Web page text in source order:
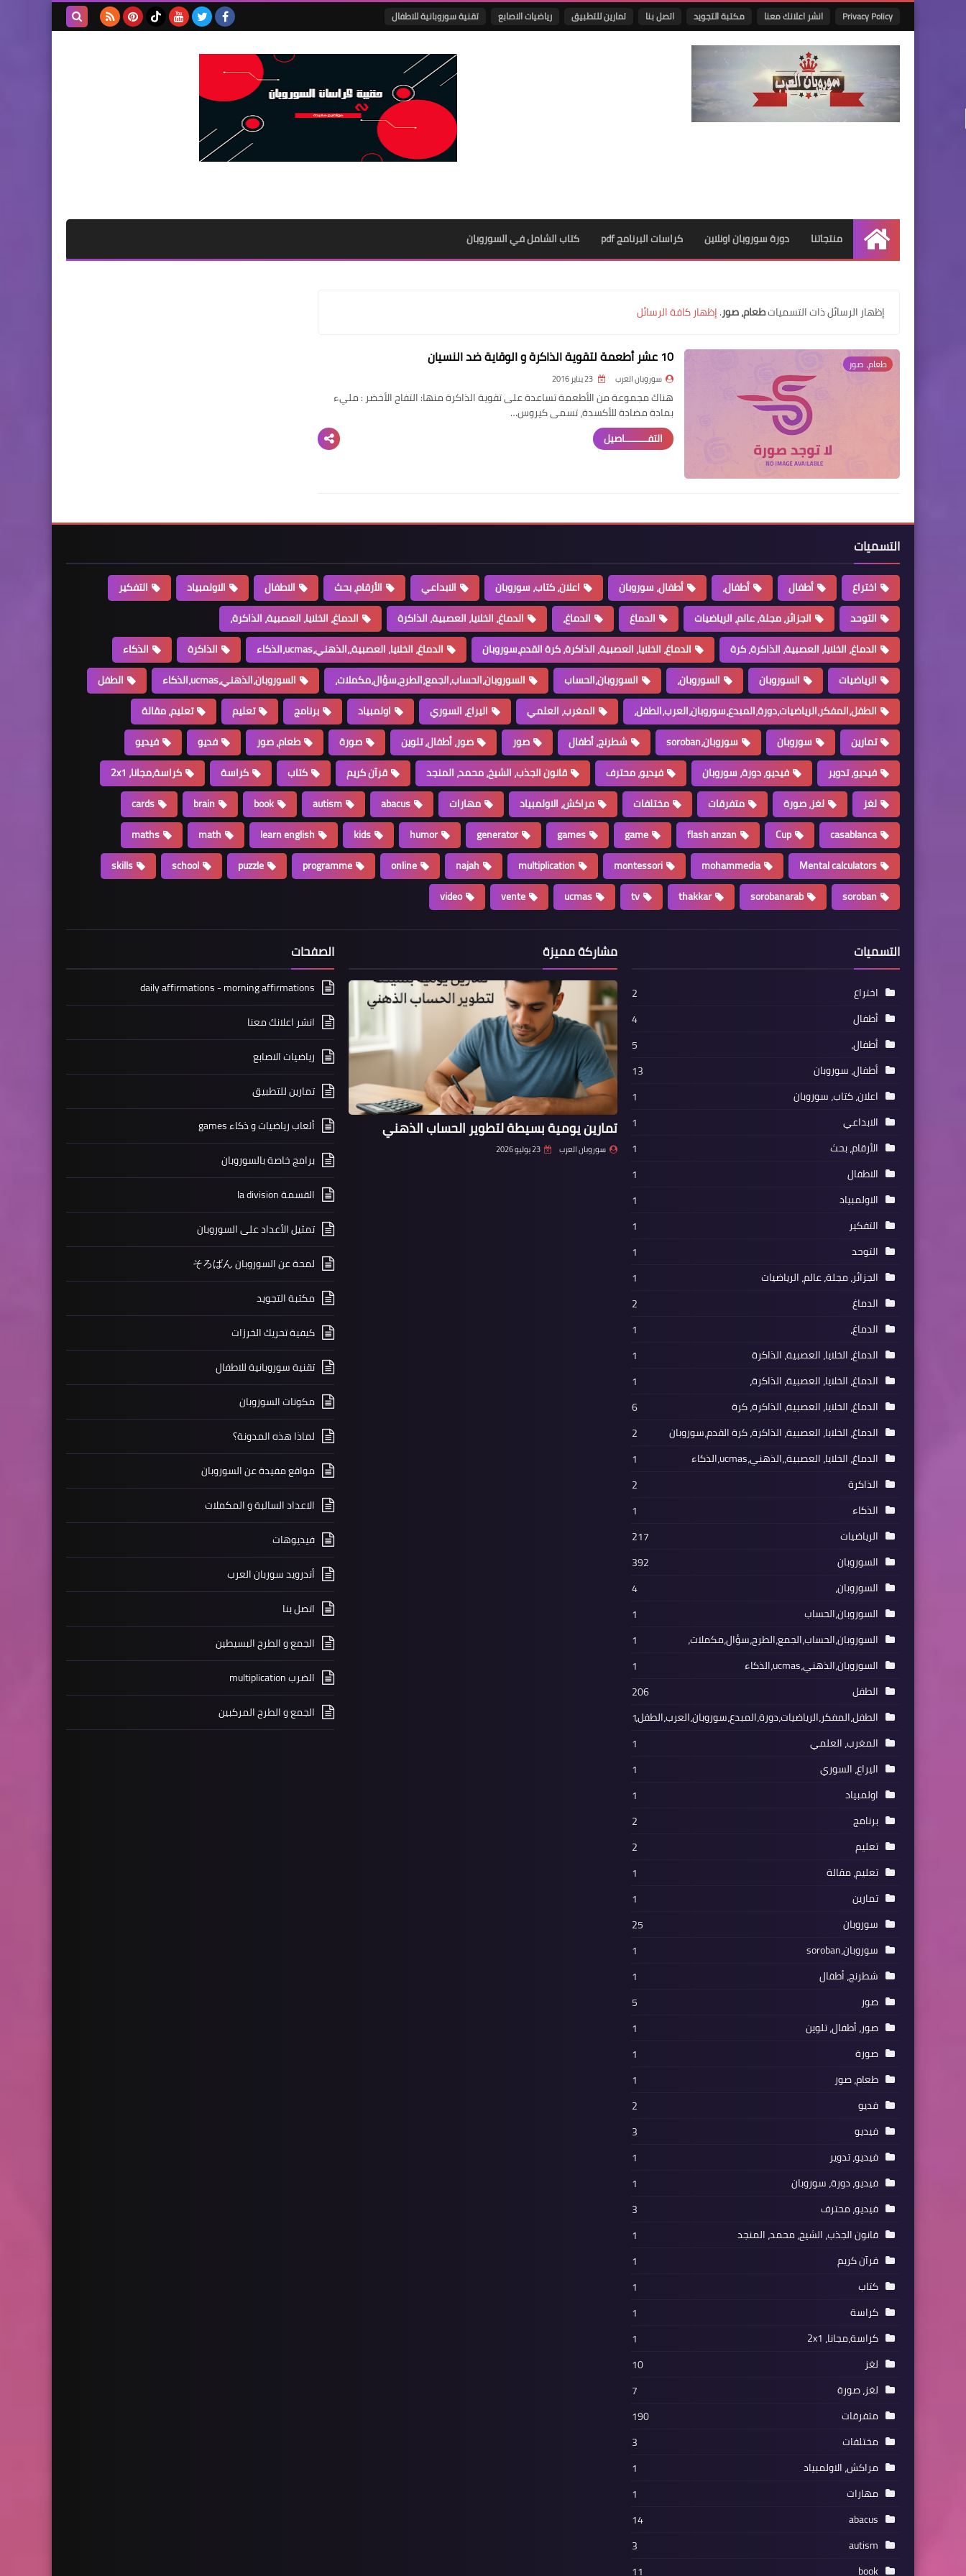
Privacy Policy انشر اعلانك معنا مكتبة التجويد اتصل بنا تمارين للتطبيق رياضيات الاصابع تقنية سوروبانية للاطفال
الرئيسية
منتجاتنا دورة سوروبان اونلاين كراسات البرنامج pdf كتاب الشامل في السوروبان
‏إظهار الرسائل ذات التسمياتطعام، صور.إظهار كافة الرسائل
طعام، صور 10 عشر أطعمة لتقوية الذاكرة و الوقاية ضد النسيان
سوروبان العرب
هناك مجموعة من الأطعمة تساعدة على تقوية الذاكرة منها: التفاح الأخضر : مليء
بمادة مضادة للأكسدة، تسمى كيروس…
التفــــــــاصيل
التسميات
اختراع أطفال أطفال، أطفال، سوروبان اعلان، كتاب، سوروبان الابداعي الأرقام، بحث الاطفال الاولمبياد
التفكير
التوحد
الجزائر، مجلة، عالم، الرياضيات الدماغ الدماغ، الدماغ، الخلايا، العصبية، الذاكرة
الدماغ، الخلايا، العصبية، الذاكرة،
الدماغ، الخلايا، العصبية، الذاكرة، كرة
الدماغ، الخلايا، العصبية، الذاكرة، كرة القدم،سوروبان الدماغ، الخلايا، العصبية،،الذهني،ucmas،الذكاء الذاكرة
الذكاء
الرياضيات
السوروبان السوروبان، السوروبان،الحساب السوروبان،الحساب،الجمع،الطرح،سؤال،مكملات، السوروبان،الذهني،ucmas،الذكاء
الطفل
الطفل،المفكر،الرياضيات،دورة،المبدع،سوروبان،العرب،الطفل،
المغرب، العلمي اليراع، السوري اولمبياد برنامج تعليم
تعليم، مقالة
تمارين
سوروبان سوروبان،soroban شطرنج، أطفال صور صور، أطفال، تلوين صورة طعام، صور فديو
فيديو
فيديو، تدوير
فيديو، دورة، سوروبان فيديو، محترف قانون الجذب، الشيخ، محمد، المنجد قرآن كريم كتاب كراسة
كراسة،مجانا، 2x1
لغز
لغز، صورة متفرقات مختلفات مراكش، الاولمبياد مهارات abacus
autism
book
brain
cards
casablanca
Cup
flash anzan
game
games
generator
humor
kids
learn english
math
maths
Mental calculators
mohammedia
montessori
multiplication
najah
online
programme
puzzle
school
skills
soroban
sorobanarab
thakkar
tv
ucmas
vente
video
التسميات
اختراع
2
أطفال
4
أطفال،
5
أطفال، سوروبان
13
اعلان، كتاب، سوروبان
1
الابداعي
1
الأرقام، بحث
1
الاطفال
1
الاولمبياد
1
التفكير
1
التوحد
1
الجزائر، مجلة، عالم، الرياضيات
1
الدماغ
2
الدماغ،
1
الدماغ، الخلايا، العصبية، الذاكرة
1
الدماغ، الخلايا، العصبية، الذاكرة،
1
الدماغ، الخلايا، العصبية، الذاكرة، كرة
6
الدماغ، الخلايا، العصبية، الذاكرة، كرة القدم،سوروبان
2
الدماغ، الخلايا، العصبية،،الذهني،ucmas،الذكاء
1
الذاكرة
2
الذكاء
1
الرياضيات
217
السوروبان
392
السوروبان،
4
السوروبان،الحساب
1
السوروبان،الحساب،الجمع،الطرح،سؤال،مكملات،
1
السوروبان،الذهني،ucmas،الذكاء
1
الطفل
206
الطفل،المفكر،الرياضيات،دورة،المبدع،سوروبان،العرب،الطفل،1
المغرب، العلمي
1
اليراع، السوري
1
اولمبياد
1
برنامج
2
تعليم
2
تعليم، مقالة
1
تمارين
1
سوروبان
25
سوروبان،soroban
1
شطرنج، أطفال
1
صور
5
صور، أطفال، تلوين
1
صورة
1
طعام، صور
1
فديو
2
فيديو
3
فيديو، تدوير
1
فيديو، دورة، سوروبان
1
فيديو، محترف
3
قانون الجذب، الشيخ، محمد، المنجد
1
قرآن كريم
1
كتاب
1
كراسة
1
كراسة،مجانا، 2x1
1
لغز
10
لغز، صورة
7
متفرقات
190
مختلفات
3
مراكش، الاولمبياد
1
مهارات
1
abacus
14
autism
3
book
11
مشاركة مميزة
تمارين يومية بسيطة لتطوير الحساب الذهني
سوروبان العرب 23 يوليو 2026
الصفحات
daily affirmations - morning affirmations
انشر اعلانك معنا
رياضيات الاصابع
تمارين للتطبيق
ألعاب رياضيات و ذكاء games
برامج خاصة بالسوروبان
القسمة la division
تمثيل الأعداد على السوروبان
لمحة عن السوروبان そろばん
مكتبة التجويد
كيفية تحريك الخرزات
تقنية سوروبانية للاطفال
مكونات السوروبان
لماذا هذه المدونة؟
مواقع مفيدة عن السوروبان
الاعداد السالبة و المكملات
فيديوهات
أندرويد سوربان العرب
اتصل بنا
الجمع و الطرح البسيطين
الضرب multiplication
الجمع و الطرح المركبين